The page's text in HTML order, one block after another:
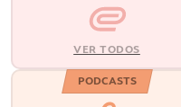
VER TODOS
PODCASTS